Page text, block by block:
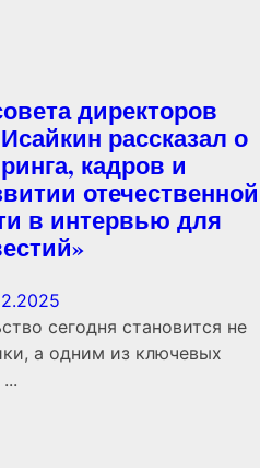
директоров
рассказал о
кадров и
отечественной
в интервью для
сегодня становится не
а одним из ключевых